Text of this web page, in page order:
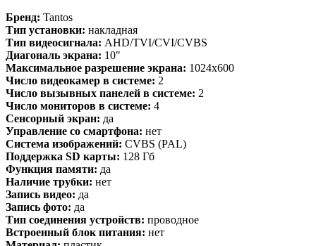
Бренд: Tantos
Тип установки: накладная
Тип видеосигнала: AHD/TVI/CVI/CVBS
Диагональ экрана: 10"
Максимальное разрешение экрана: 1024x600
Число видеокамер в системе: 2
Число вызывных панелей в системе: 2
Число мониторов в системе: 4
Сенсорный экран: да
Управление со смартфона: нет
Система изображений: CVBS (PAL)
Поддержка SD карты: 128 Гб
Функция памяти: да
Наличие трубки: нет
Запись видео: да
Запись фото: да
Тип соединения устройств: проводное
Встроенный блок питания: нет